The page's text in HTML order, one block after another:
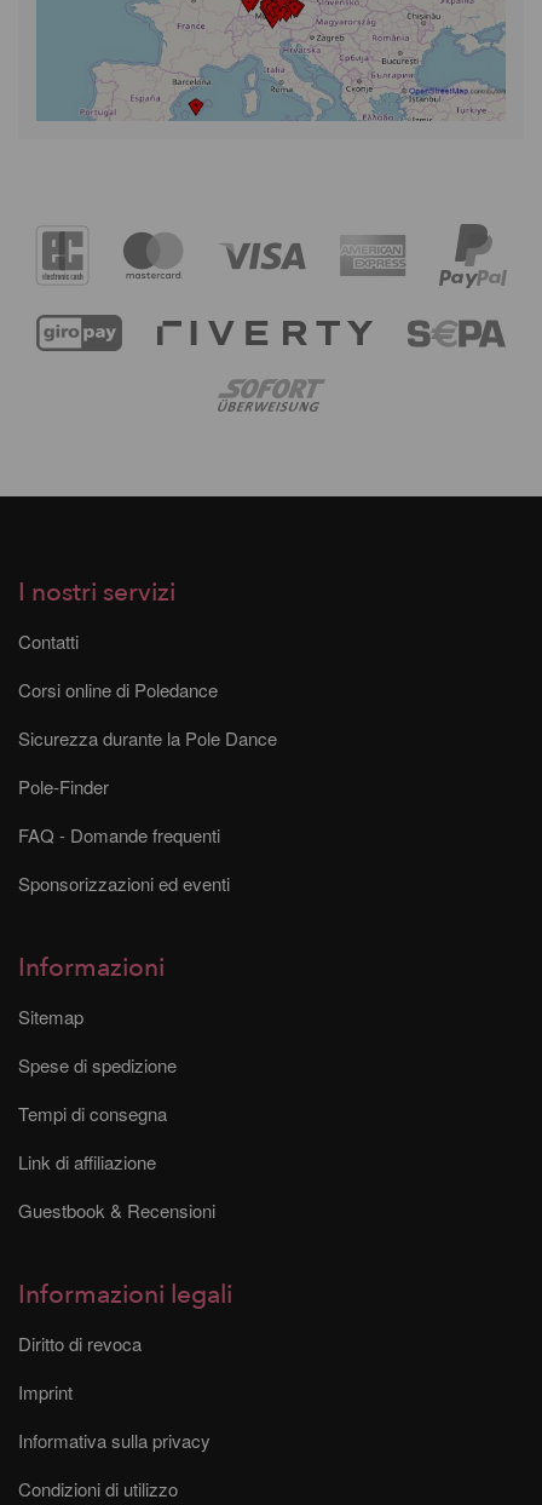
I nostri servizi
Contatti
Corsi online di Poledance
Sicurezza durante la Pole Dance
Pole-Finder
FAQ - Domande frequenti
Sponsorizzazioni ed eventi
Informazioni
Sitemap
Spese di spedizione
Tempi di consegna
Link di affiliazione
Guestbook & Recensioni
Informazioni legali
Diritto di revoca
Imprint
Informativa sulla privacy
Condizioni di utilizzo